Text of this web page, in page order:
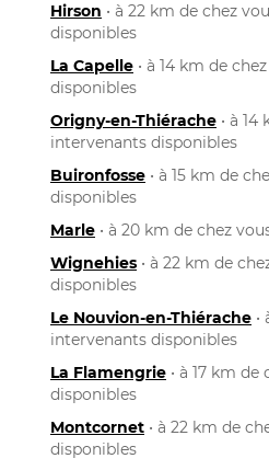
Hirson • à 22 km de chez
disponibles
La Capelle • à 14 km de
disponibles
Origny-en-Thiérache • à
intervenants disponibles
Buironfosse • à 15 km de
disponibles
Marle • à 20 km de chez
Wignehies • à 22 km de
disponibles
Le Nouvion-en-Thiérache •
intervenants disponibles
La Flamengrie • à 17 km
disponibles
Montcornet • à 22 km de
disponibles